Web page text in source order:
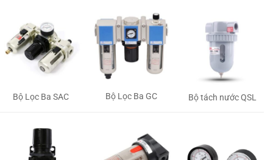
Bộ Lọc Ba SAC Bộ Lọc Ba GC Bộ tách nước QSL